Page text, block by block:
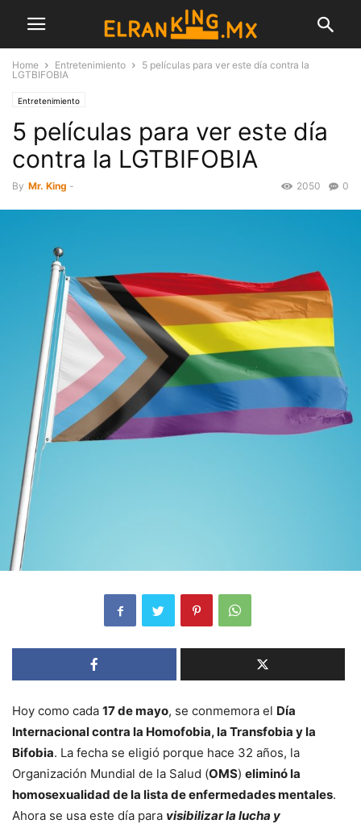
Home Entretenimiento
5 películas para ver este día contra la
LGTBIFOBIA
Entretenimiento
5 películas para ver este día
contra la LGTBIFOBIA
By Mr. King - 0
2050
Hoy como cada 17 de mayo, se conmemora el Día
Internacional contra la Homofobia, la Transfobia y la
Bifobia. La fecha se eligió porque hace 32 años, la
Organización Mundial de la Salud (OMS) eliminó la
homosexualidad de la lista de enfermedades mentales.
Ahora se usa este día para visibilizar la lucha y